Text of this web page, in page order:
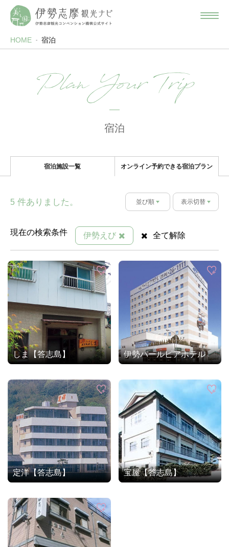
HOME 宿泊
Plan Your Trip
宿泊
宿泊施設一覧 オンライン予約できる宿泊プラン
5 件ありました。 並び順 表示切替
現在の検索条件 伊勢えび 全て解除
しま【答志島】 伊勢パールピアホテル
定洋【答志島】 宝屋【答志島】